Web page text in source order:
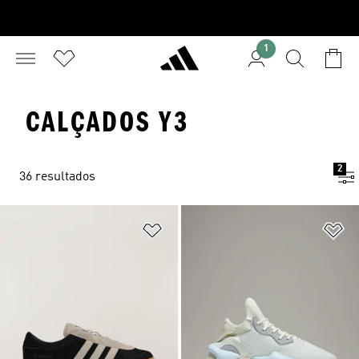
1
CALÇADOS Y3
36 resultados
2
Adicionar à Lista de Desejos